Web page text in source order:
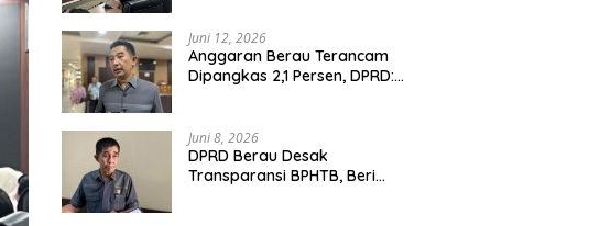
Juni 12, 2026
Anggaran Berau Terancam
Dipangkas 2,1 Persen, DPRD:
Juni 8, 2026
DPRD Berau Desak
Transparansi BPHTB, Beri